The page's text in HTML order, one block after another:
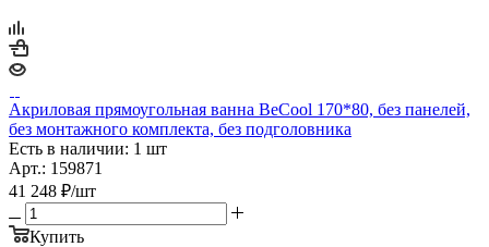
Акриловая прямоугольная ванна BeCool 170*80, без панелей,
без монтажного комплекта, без подголовника
Есть в наличии: 1 шт
Арт.: 159871
41 248 ₽/шт
Купить